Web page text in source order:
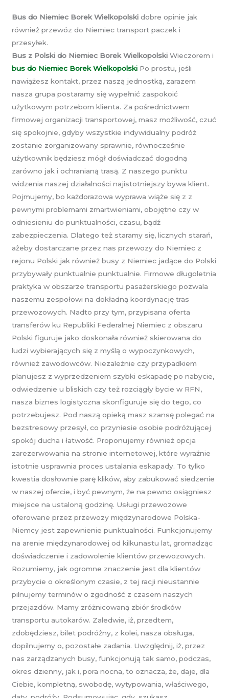
Bus do Niemiec Borek Wielkopolski dobre opinie jak
również przewóz do Niemiec transport paczek i
przesyłek.
Bus z Polski do Niemiec Borek Wielkopolski Wieczorem i
bus do Niemiec Borek Wielkopolski Po prostu, jeśli
nawiążesz kontakt, przez naszą jednostką, zarazem
nasza grupa postaramy się wypełnić zaspokoić
użytkowym potrzebom klienta. Za pośrednictwem
firmowej organizacji transportowej, masz możliwość, czuć
się spokojnie, gdyby wszystkie indywidualny podróż
zostanie zorganizowany sprawnie, równocześnie
użytkownik będziesz mógł doświadczać dogodną
zarówno jak i ochranianą trasą. Z naszego punktu
widzenia naszej działalności najistotniejszy bywa klient.
Pojmujemy, bo każdorazowa wyprawa wiąże się z z
pewnymi problemami zmartwieniami, obojętne czy w
odniesieniu do punktualności, czasu, bądź
zabezpieczenia. Dlatego też staramy się, licznych starań,
ażeby dostarczane przez nas przewozy do Niemiec z
rejonu Polski jak również busy z Niemiec jadące do Polski
przybywały punktualnie punktualnie. Firmowe długoletnia
praktyka w obszarze transportu pasażerskiego pozwala
naszemu zespołowi na dokładną koordynację tras
przewozowych. Nadto przy tym, przypisana oferta
transferów ku Republiki Federalnej Niemiec z obszaru
Polski figuruje jako doskonała również skierowana do
ludzi wybierających się z myślą o wypoczynkowych,
również zawodowców. Niezależnie czy przypadkiem
planujesz z wyprzedzeniem szybki eskapadę po nabycie,
odwiedzenie u bliskich czy też rozciągły bycie w RFN,
nasza biznes logistyczna skonfiguruje się do tego, co
potrzebujesz. Pod naszą opieką masz szansę polegać na
bezstresowy przesył, co przyniesie osobie podróżującej
spokój ducha i łatwość. Proponujemy również opcja
zarezerwowania na stronie internetowej, które wyraźnie
istotnie usprawnia proces ustalania eskapady. To tylko
kwestia dosłownie parę klików, aby zabukować siedzenie
w naszej ofercie, i być pewnym, że na pewno osiągniesz
miejsce na ustaloną godzinę. Usługi przewozowe
oferowane przez przewozy międzynarodowe Polska-
Niemcy jest zapewnienie punktualności. Funkcjonujemy
na arenie międzynarodowej od kilkunastu lat, gromadząc
doświadczenie i zadowolenie klientów przewozowych.
Rozumiemy, jak ogromne znaczenie jest dla klientów
przybycie o określonym czasie, z tej racji nieustannie
pilnujemy terminów o zgodność z czasem naszych
przejazdów. Mamy zróżnicowaną zbiór środków
transportu autokarów. Zaledwie, iż, przedtem,
zdobędziesz, bilet podróżny, z kolei, nasza obsługa,
dopilnujemy o, pozostałe zadania. Uwzględnij, iż, przez
nas zarządzanych busy, funkcjonują tak samo, podczas,
okres dzienny, jak i, pora nocna, to oznacza, że, daje, dla
Ciebie, kompletną, swobodę, wytypowania, właściwego,